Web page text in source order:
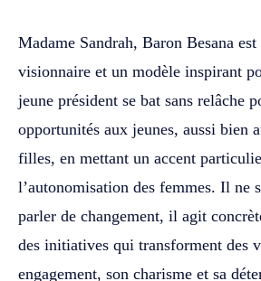
Madame Sandrah, Baron Besana
visionnaire et un modèle inspirant
jeune président se bat sans relâche
opportunités aux jeunes, aussi bien
filles, en mettant un accent
l’autonomisation des femmes. Il ne
parler de changement, il agit
des initiatives qui transforment des
engagement, son charisme et sa